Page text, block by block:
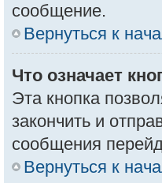
сообщение.
Вернуться к
Что означает
Эта кнопка
закончить и
сообщения
Вернуться к